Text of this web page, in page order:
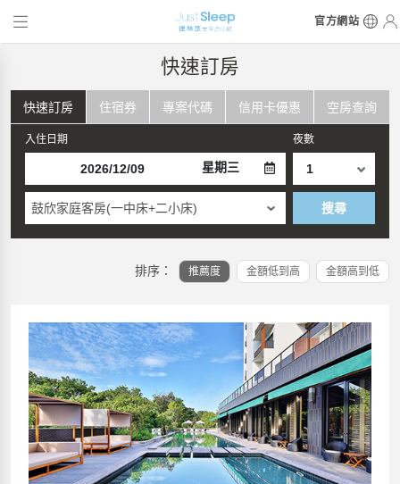
官方網站
快速訂房
快速訂房 住宿券 專案代碼 信用卡優惠 空房查詢
入住日期
星期三
夜數
鼓欣家庭客房(一中床+二小床) 搜尋
排序： 推薦度 金額低到高 金額高到低